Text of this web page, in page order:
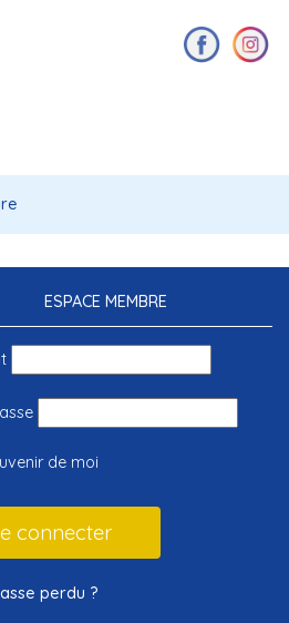
ESPACE MEMBRE
de moi
perdu ?